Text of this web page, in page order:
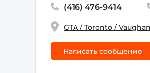
(416) 476-9414
GTA / Toronto /
Написать сообщение